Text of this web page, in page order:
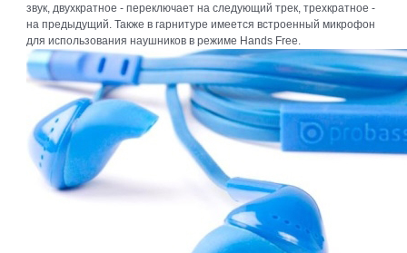
звук, двухкратное - переключает на следующий трек, трехкратное -
на предыдущий. Также в гарнитуре имеется встроенный микрофон
для использования наушников в режиме Hands Free.